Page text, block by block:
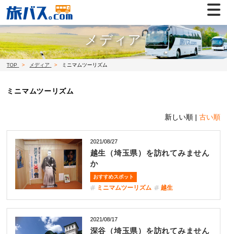
メディア
TOP メディア ミニマムツーリズム
ミニマムツーリズム
新しい順 | 古い順
2021/08/27
越生（埼玉県）を訪れてみません
か
おすすめスポット
ミニマムツーリズム 越生
2021/08/17
深谷（埼玉県）を訪れてみません